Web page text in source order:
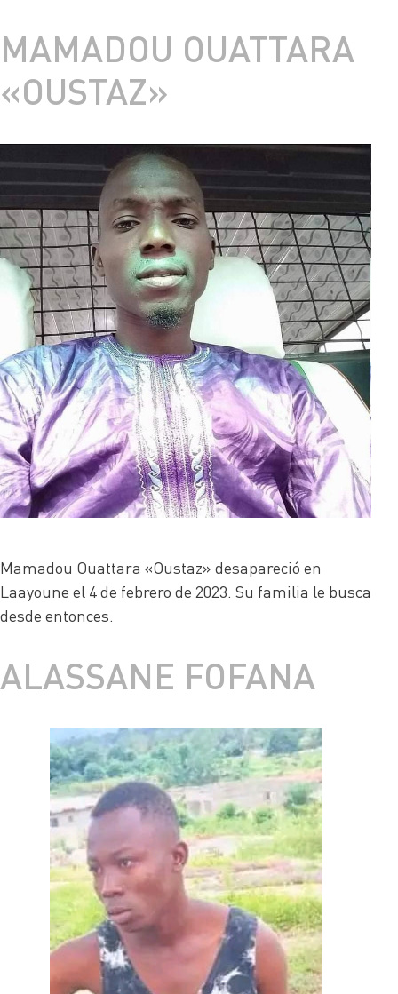
MAMADOU OUATTARA
«OUSTAZ»
Mamadou Ouattara «Oustaz» desapareció en
Laayoune el 4 de febrero de 2023. Su familia le busca
desde entonces.
ALASSANE FOFANA